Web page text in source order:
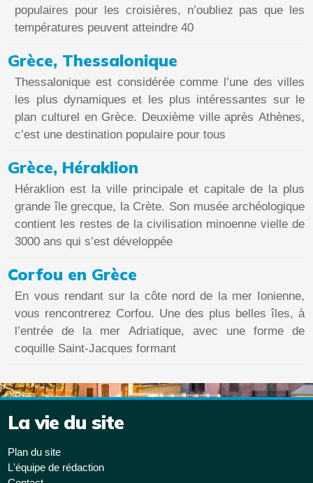
populaires pour les croisières, n’oubliez pas que les
températures peuvent atteindre 40
Grèce, Thessalonique
Thessalonique est considérée comme l’une des villes
les plus dynamiques et les plus intéressantes sur le
plan culturel en Grèce. Deuxième ville après Athènes,
c’est une destination populaire pour tous
Grèce, Héraklion
Héraklion est la ville principale et capitale de la plus
grande île grecque, la Crète. Son musée archéologique
contient les restes de la civilisation minoenne vielle de
3000 ans qui s’est développée
Corfou en Grèce
En vous rendant sur la côte nord de la mer Ionienne,
vous rencontrerez Corfou. Une des plus belles îles, à
l’entrée de la mer Adriatique, avec une forme de
coquille Saint-Jacques formant
La vie du site
Plan du site
L'équipe de rédaction